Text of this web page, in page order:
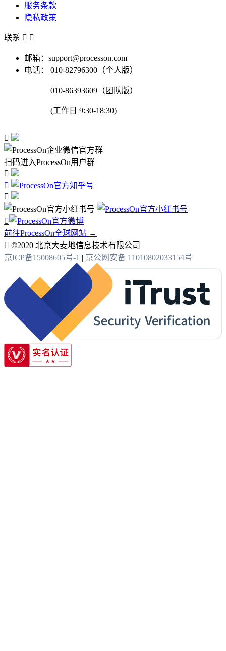
服务条款
隐私政策
联系  
邮箱：support@processon.com
电话：
010-82796300（个人版）
010-86393609（团队版）
(工作日 9:30-18:30)

扫码进入ProcessOn用户群




前往ProcessOn全球网站 →
 ©2020 北京大麦地信息技术有限公司
京ICP备15008605号-1 | 京公网安备 11010802033154号